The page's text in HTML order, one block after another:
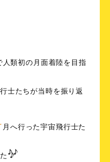
類初の月面着陸を目指
士たちが当時を振り返
月へ行った宇宙飛行士た